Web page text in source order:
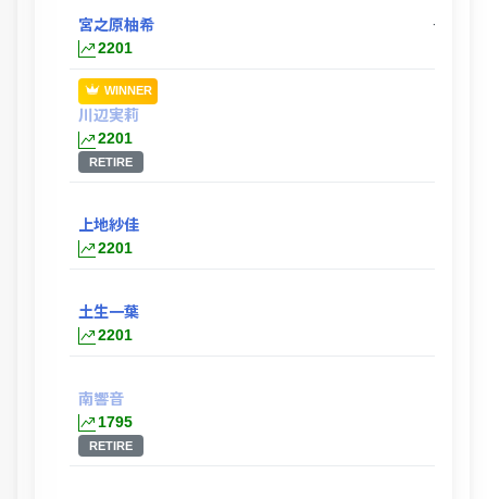
宮之原柚希
2201
ー
WINNER
川辺実莉
2201
RETIRE
上地紗佳
2201
土生一葉
2201
南響音
1795
RETIRE